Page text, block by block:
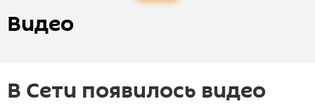
Видео
В Сети появилось видео